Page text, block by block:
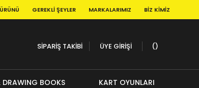
GEREKLI ŞEYLER MARKALARIMIZ BIZ KIMIZ
SİPARİŞ TAKİBİ ÜYE GİRİŞİ
DRAWING BOOKS KART OYUNLARI